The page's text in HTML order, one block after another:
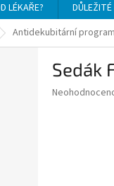
LÉKAŘE?
Antidekubitární program
Sedák
Průměrné